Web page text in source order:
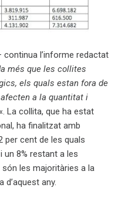
continua l’informe redactat
més que les collites
els quals estan fora de
a la quantitat i
«. La collita, que ha estat
ha finalitzat amb
per cent de les quals
8% restant a les
són les majoritàries a la
d’aquest any.